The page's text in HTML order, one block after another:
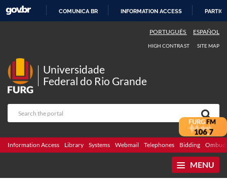
COMUNICA BR INFORMATION ACCESS
PORTUGUÊS ESPAÑOL
HIGH CONTRAST SITE MAP
Universidade
Federal do Rio Grande
Information Access Library Systems Webmail Telephones Bidding
MENU